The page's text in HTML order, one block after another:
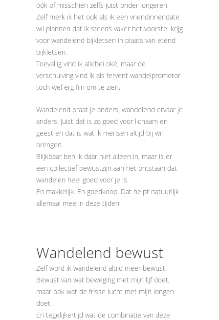
óók of misschien zelfs juist onder jongeren.
Zelf merk ik het ook als ik een vriendinnendate
wil plannen dat ik steeds vaker het voorstel krijg
voor wandelend bijkletsen in plaats van etend
bijkletsen.
Toevallig vind ik allebei oké, maar de
verschuiving vind ik als fervent wandelpromotor
toch wel erg fijn om te zien.
Wandelend praat je anders, wandelend ervaar je
anders. Juist dat is zo goed voor lichaam en
geest en dat is wat ik mensen altijd bij wil
brengen.
Blijkbaar ben ik daar niet alleen in, maar is er
een collectief bewustzijn aan het ontstaan dat
wandelen heel goed voor je is.
En makkelijk. En goedkoop. Dat helpt natuurlijk
allemaal mee in deze tijden.
Wandelend bewust
Zelf word ik wandelend altijd meer bewust.
Bewust van wat beweging met mijn lijf doet,
maar ook wat de frisse lucht met mijn longen
doet.
En tegelijkertijd wat de combinatie van deze